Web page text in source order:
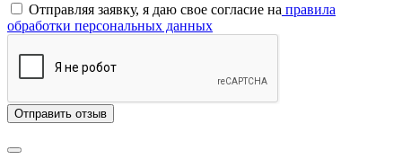
Отправляя заявку, я даю свое согласие на правила
обработки персональных данных
Отправить отзыв